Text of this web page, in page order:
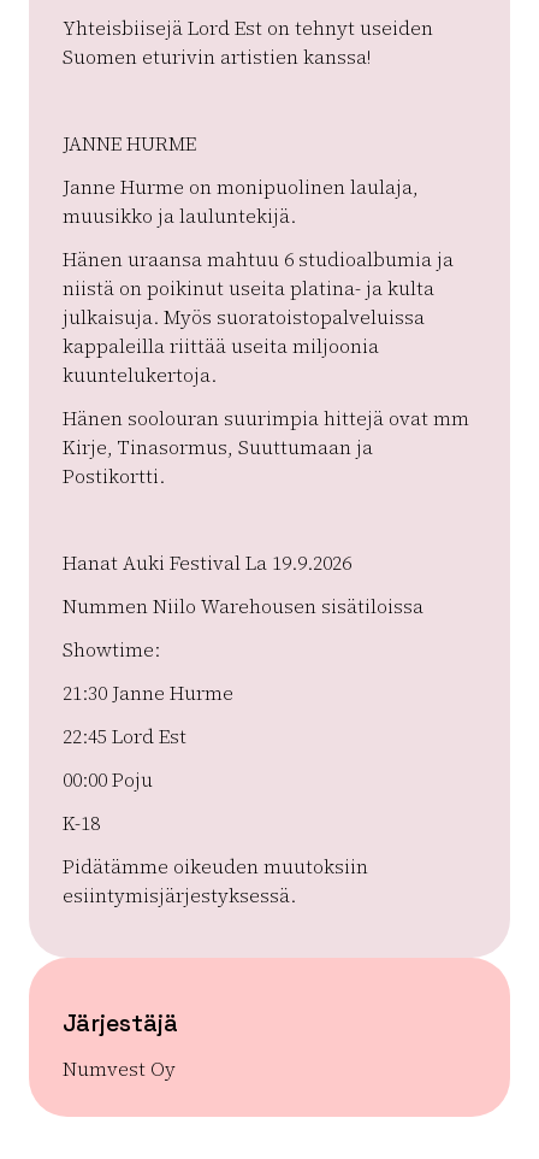
Yhteisbiisejä Lord Est on tehnyt useiden
Suomen eturivin artistien kanssa!
JANNE HURME
Janne Hurme on monipuolinen laulaja,
muusikko ja lauluntekijä.
Hänen uraansa mahtuu 6 studioalbumia ja
niistä on poikinut useita platina- ja kulta
julkaisuja. Myös suoratoistopalveluissa
kappaleilla riittää useita miljoonia
kuuntelukertoja.
Hänen soolouran suurimpia hittejä ovat mm
Kirje, Tinasormus, Suuttumaan ja
Postikortti.
Hanat Auki Festival La 19.9.2026
Nummen Niilo Warehousen sisätiloissa
Showtime:
21:30 Janne Hurme
22:45 Lord Est
00:00 Poju
K-18
Pidätämme oikeuden muutoksiin
esiintymisjärjestyksessä.
Järjestäjä
Numvest Oy
OpenStreetMap